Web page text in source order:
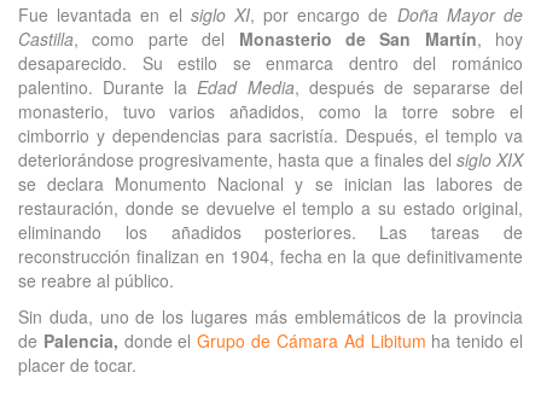
Fue levantada en el siglo XI, por encargo de Doña Mayor de
Castilla, como parte del Monasterio de San Martín, hoy
desaparecido. Su estilo se enmarca dentro del románico
palentino. Durante la Edad Media, después de separarse del
monasterio, tuvo varios añadidos, como la torre sobre el
cimborrio y dependencias para sacristía. Después, el templo va
deteriorándose progresivamente, hasta que a finales del siglo XIX
se declara Monumento Nacional y se inician las labores de
restauración, donde se devuelve el templo a su estado original,
eliminando los añadidos posteriores. Las tareas de
reconstrucción finalizan en 1904, fecha en la que definitivamente
se reabre al público.
Sin duda, uno de los lugares más emblemáticos de la provincia
de Palencia, donde elGrupo de Cámara Ad Libitum ha tenido el
placer de tocar.